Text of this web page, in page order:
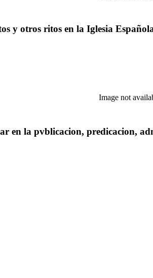
y otros ritos en la Iglesia
Image not
en la pvblicacion, predicacion,